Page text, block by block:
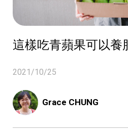
這樣吃青蘋果可以養
2021/10/25
Grace CHUNG